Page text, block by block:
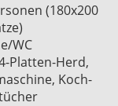
(180x200
WC
Platten-Herd,
Koch-